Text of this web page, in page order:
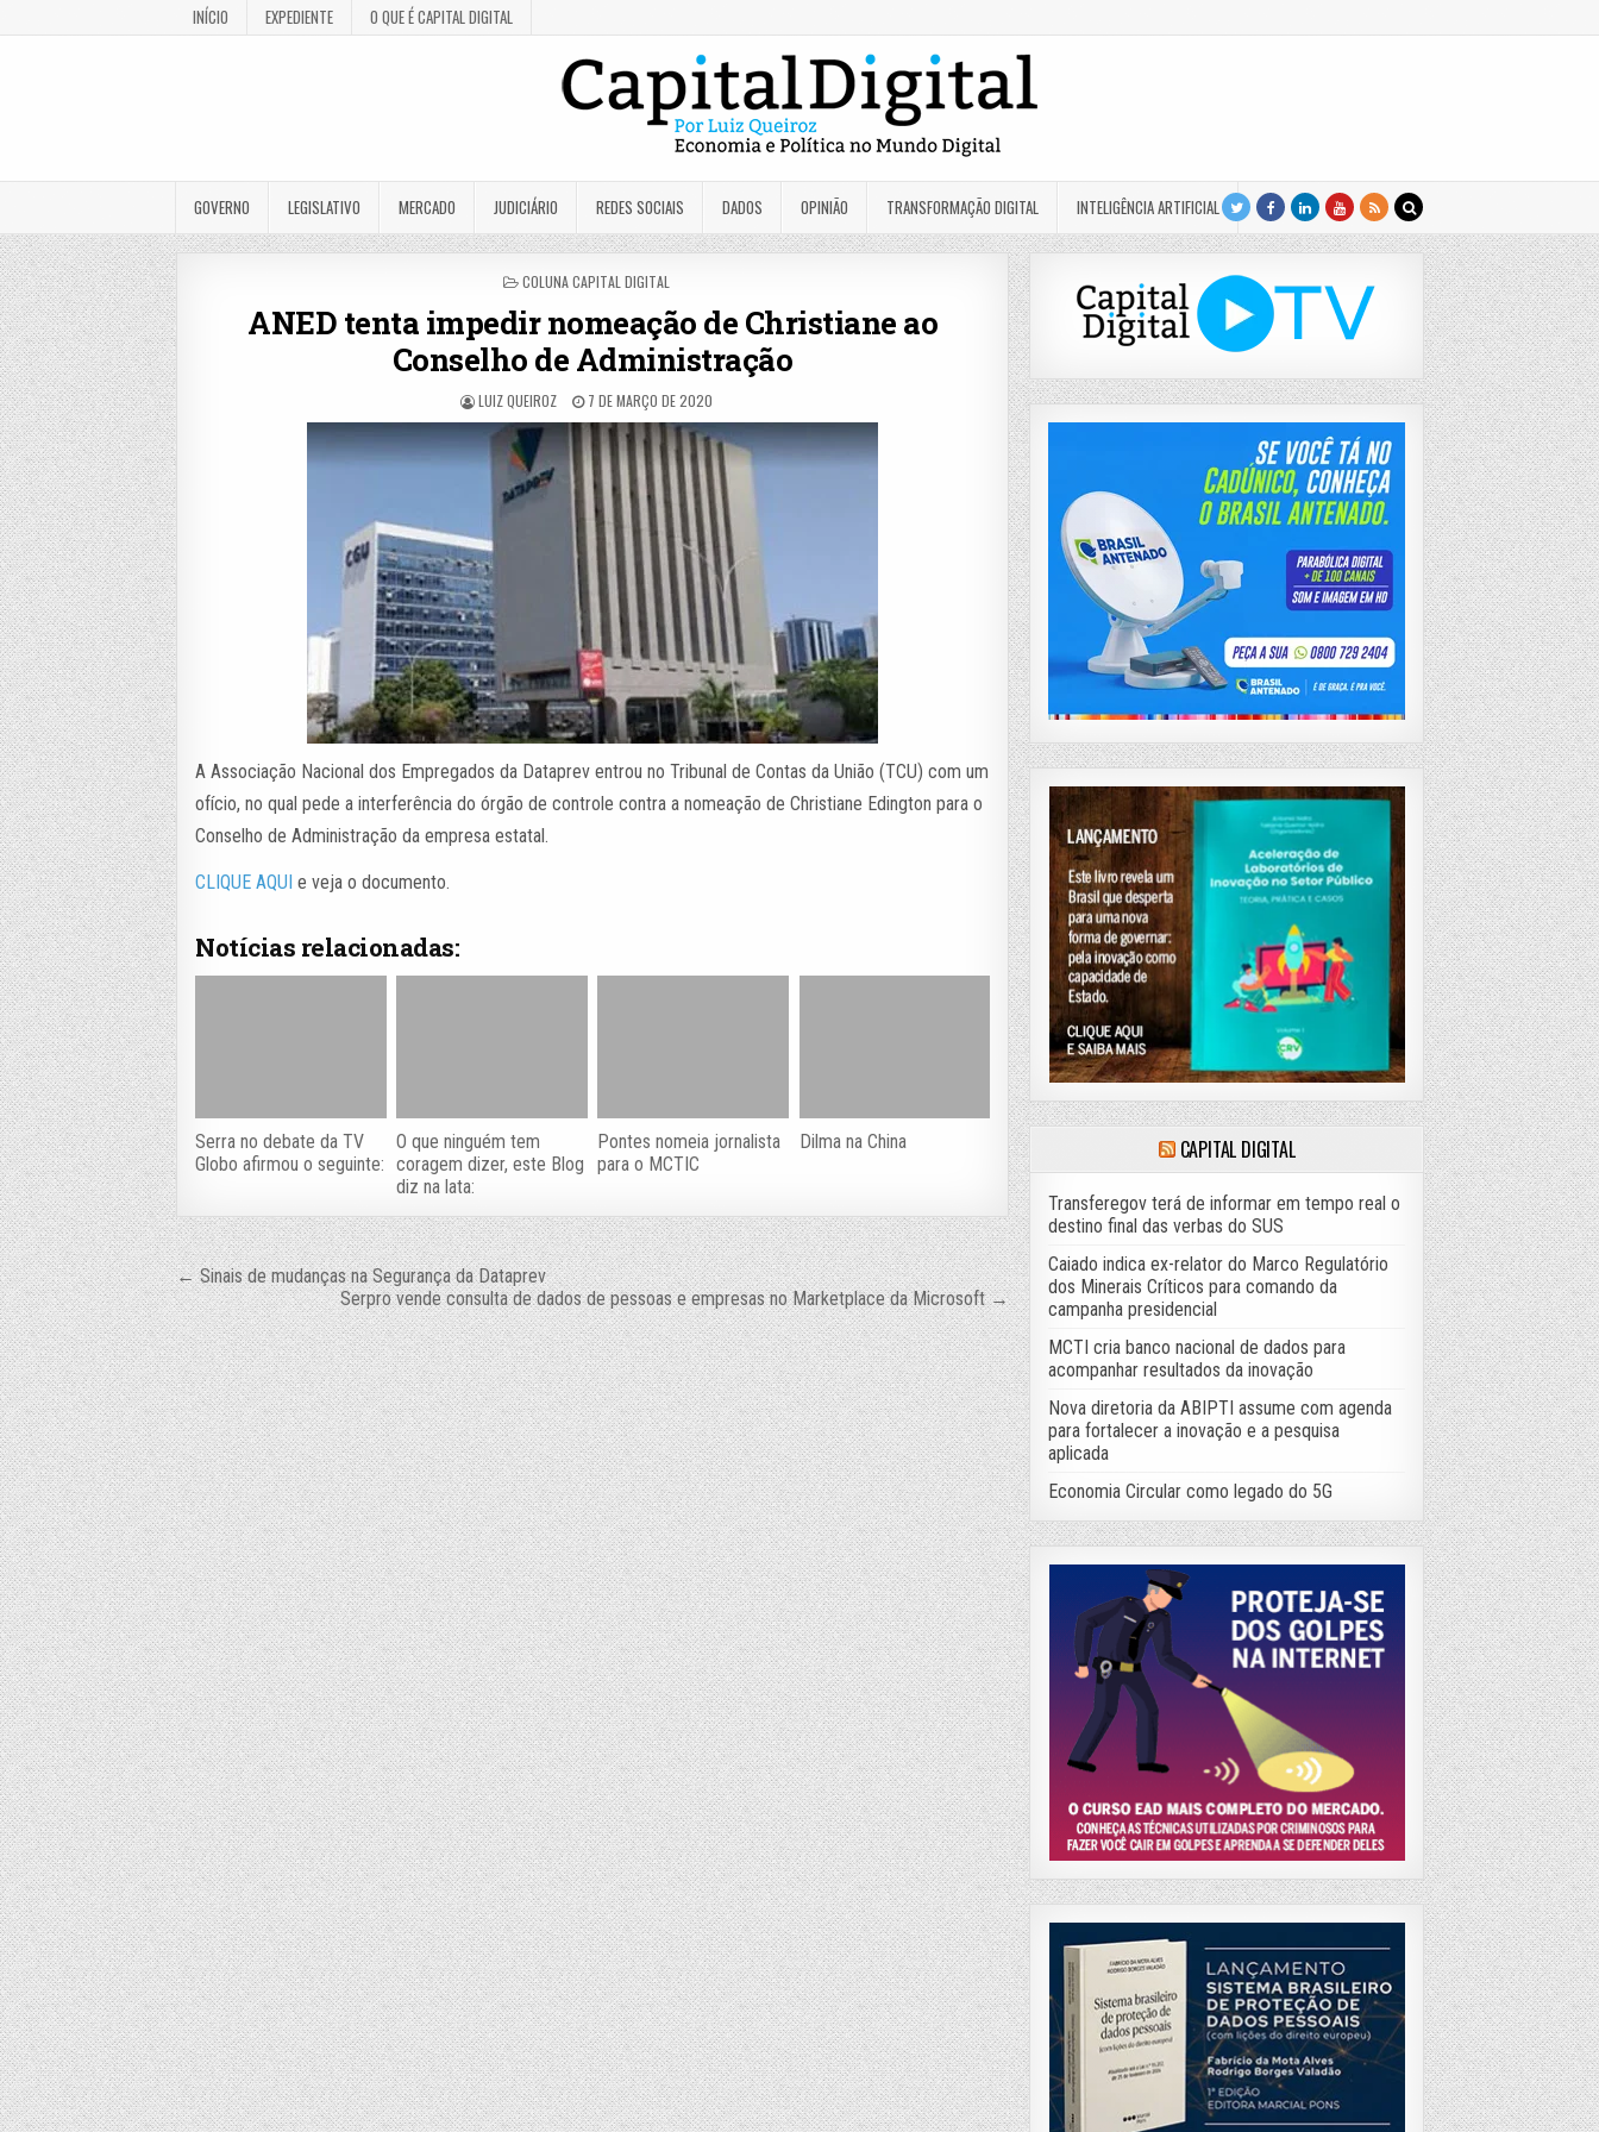
INÍCIO EXPEDIENTE O QUE É CAPITAL DIGITAL
GOVERNO LEGISLATIVO MERCADO JUDICIÁRIO REDES SOCIAIS DADOS OPINIÃO TRANSFORMAÇÃO DIGITAL INTELIGÊNCIA ARTIFICIAL
POSTED
COLUNA CAPITAL DIGITAL
ANED tenta impedir nomeação de Christiane ao
Conselho de Administração
LUIZ QUEIROZ 7 DE MARÇO DE 2020
A Associação Nacional dos Empregados da Dataprev entrou no Tribunal de Contas da União (TCU) com um
ofício, no qual pede a interferência do órgão de controle contra a nomeação de Christiane Edington para o
Conselho de Administração da empresa estatal.
CLIQUE AQUI e veja o documento.
Notícias relacionadas:
Serra no debate da TV
Globo afirmou o seguinte:
O que ninguém tem
coragem dizer, este Blog
diz na lata:
Pontes nomeia jornalista
para o MCTIC
Dilma na China
Navegação
de
Post
← Sinais de mudanças na Segurança da Dataprev
Serpro vende consulta de dados de pessoas e empresas no Marketplace da Microsoft →
CAPITAL DIGITAL
Transferegov terá de informar em tempo real o
destino final das verbas do SUS
Caiado indica ex-relator do Marco Regulatório
dos Minerais Críticos para comando da
campanha presidencial
MCTI cria banco nacional de dados para
acompanhar resultados da inovação
Nova diretoria da ABIPTI assume com agenda
para fortalecer a inovação e a pesquisa
aplicada
Economia Circular como legado do 5G